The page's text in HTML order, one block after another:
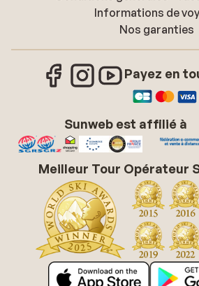
Informations de
Nos garanties
Payez en
Sunweb est affilié à
Meilleur Tour Opérateur